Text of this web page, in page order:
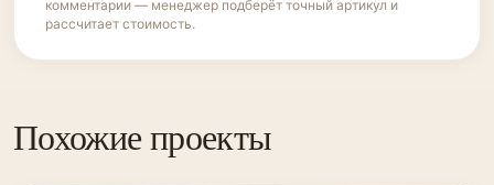
комментарии — менеджер подберёт точный артикул и
рассчитает стоимость.
Похожие проекты